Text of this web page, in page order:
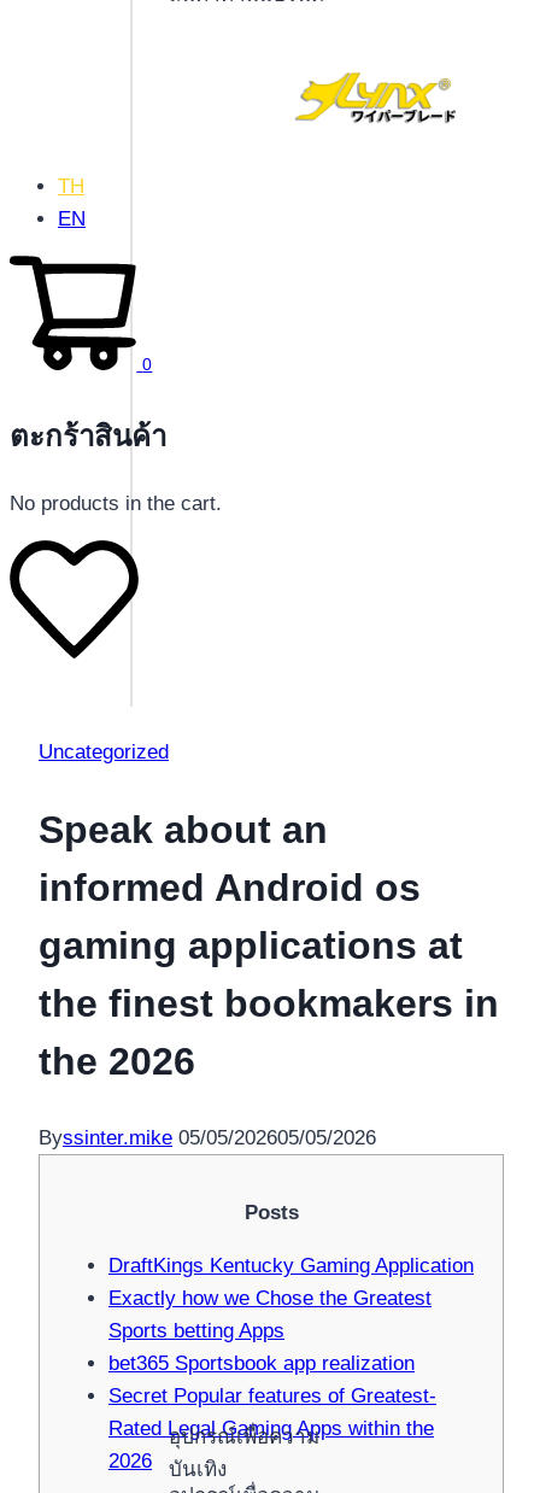
อุปกรณ์เพื่อความ
บันเทิง
TH
EN
0
ตะกร้าสินค้า
No products in the cart.
Uncategorized
Speak about an
informed Android os
gaming applications at
the finest bookmakers in
the 2026
Byssinter.mike 05/05/202605/05/2026
Posts
DraftKings Kentucky Gaming Application
Exactly how we Chose the Greatest
Sports betting Apps
bet365 Sportsbook app realization
Secret Popular features of Greatest-
Rated Legal Gaming Apps within the
2026